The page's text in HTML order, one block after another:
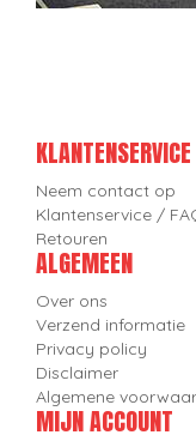
KLANTENSERVICE
Neem contact op
Klantenservice /
Retouren
ALGEMEEN
Over ons
Verzend informatie
Privacy policy
Disclaimer
Algemene
MIJN ACCOUNT